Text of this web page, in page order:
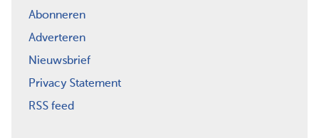
Abonneren
Adverteren
Nieuwsbrief
Privacy Statement
RSS feed